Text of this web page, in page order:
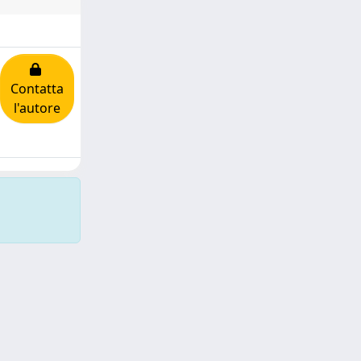
Contatta
l'autore